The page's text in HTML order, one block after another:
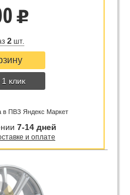
u
2шт.
клик
в ПВЗ Яндекс Маркет
7-14 дней
и оплате